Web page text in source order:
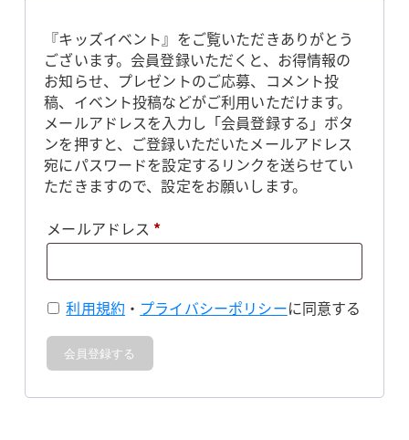
『キッズイベント』をご覧いただきありがとう
ございます。会員登録いただくと、お得情報の
お知らせ、プレゼントのご応募、コメント投
稿、イベント投稿などがご利用いただけます。
メールアドレスを入力し「会員登録する」ボタ
ンを押すと、ご登録いただいたメールアドレス
宛にパスワードを設定するリンクを送らせてい
ただきますので、設定をお願いします。
メールアドレス *必
利用規約 ・ プライバシーポリシーに同意する
会員登録する